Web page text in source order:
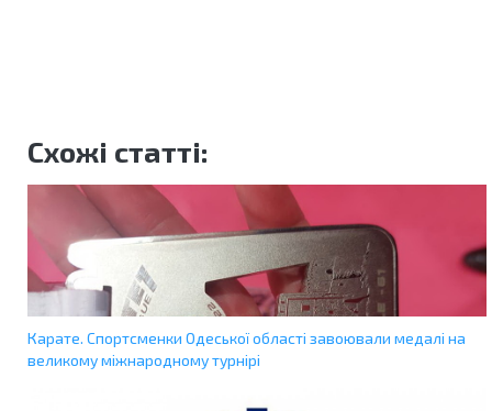
Схожі статті:
Карате. Спортсменки Одеської області завоювали медалі на
великому міжнародному турнірі